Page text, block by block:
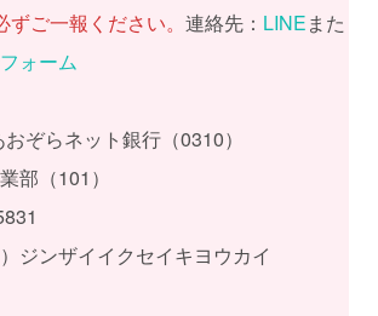
ご一報ください。 連絡先： LINEまた
ォーム
ぞらネット銀行（0310）
部（101）
ジンザイイクセイキヨウカイ